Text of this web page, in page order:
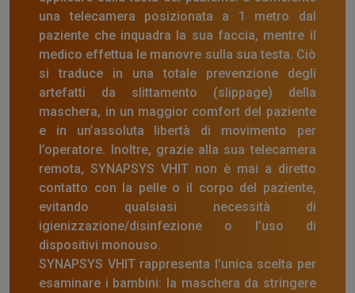
una telecamera posizionata a 1 metro dal
paziente che inquadra la sua faccia, mentre il
medico effettua le manovre sulla sua testa. Ciò
si traduce in una totale prevenzione degli
artefatti da slittamento (slippage) della
maschera, in un maggior comfort del paziente
e in un’assoluta libertà di movimento per
l’operatore. Inoltre, grazie alla sua telecamera
remota, SYNAPSYS VHIT non è mai a diretto
contatto con la pelle o il corpo del paziente,
evitando qualsiasi necessità di
igienizzazione/disinfezione o l’uso di
dispositivi monouso.
SYNAPSYS VHIT rappresenta l’unica scelta per
esaminare i bambini: la maschera da stringere